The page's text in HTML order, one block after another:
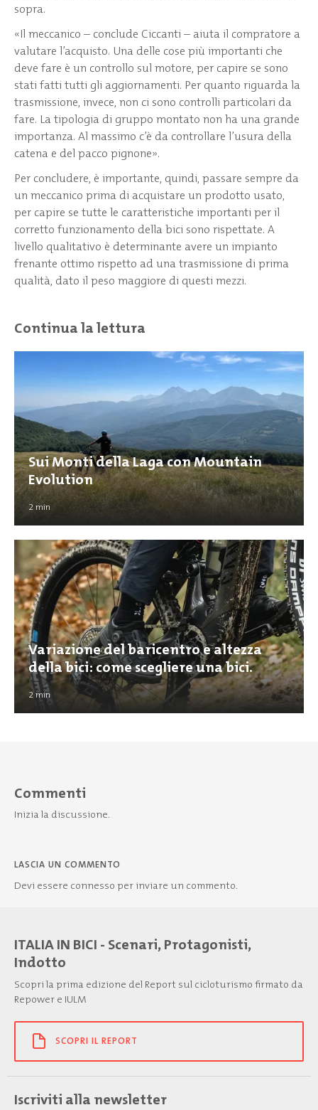
sopra.
«Il meccanico – conclude Ciccanti – aiuta il compratore a
valutare l’acquisto. Una delle cose più importanti che
deve fare è un controllo sul motore, per capire se sono
stati fatti tutti gli aggiornamenti. Per quanto riguarda la
trasmissione, invece, non ci sono controlli particolari da
fare. La tipologia di gruppo montato non ha una grande
importanza. Al massimo c’è da controllare l’usura della
catena e del pacco pignone».
Per concludere, è importante, quindi, passare sempre da
un meccanico prima di acquistare un prodotto usato,
per capire se tutte le caratteristiche importanti per il
corretto funzionamento della bici sono rispettate. A
livello qualitativo è determinante avere un impianto
frenante ottimo rispetto ad una trasmissione di prima
qualità, dato il peso maggiore di questi mezzi.
Continua la lettura
Sui Monti della Laga con Mountain
Evolution
2min
Variazione del baricentro e altezza
della bici: come scegliere una bici.
2min
Commenti
Inizia la discussione.
LASCIA UN COMMENTO
Devi essere connesso per inviare un commento.
ITALIA IN BICI - Scenari, Protagonisti,
Indotto
Scopri la prima edizione del Report sul cicloturismo firmato da
Repower e IULM
SCOPRI IL REPORT
Iscriviti alla newsletter